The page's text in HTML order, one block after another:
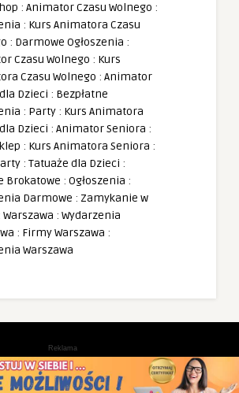
: Animator Czasu Wolnego :
: Kurs Animatora Czasu
: Darmowe Ogłoszenia :
Czasu Wolnego : Kurs
Czasu Wolnego : Animator
Dzieci : Bezpłatne
: Party : Kurs Animatora
Dzieci : Animator Seniora :
: Kurs Animatora Seniora :
: Tatuaże dla Dzieci :
Brokatowe : Ogłoszenia :
Darmowe : Zamykanie w
Warszawa : Wydarzenia
: Firmy Warszawa :
Warszawa
Reklama